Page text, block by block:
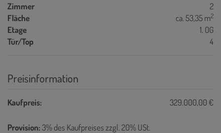
Zimmer
2
Fläche
ca. 53,35 m2
Etage
1. OG
Tür/Top
4
Preisinformation
Kaufpreis: 329.000,00 €
Provision:3% des Kaufpreises zzgl. 20% USt.